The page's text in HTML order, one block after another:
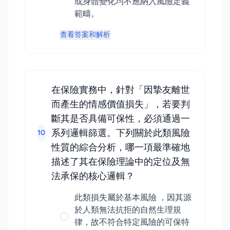
範疇。
查看答案和解析
10
在保險實務中，針對「因摯友離世
而產生的情感價值損失」，若要判
斷其是否具備可保性，必須通過一
系列邏輯篩選。下列關於此類風險
性質的綜合分析，哪一項最準確地
描述了其在保險理論中的定位及無
法承保的核心邏輯？
此類損失屬於基本風險 ，因其源
於人類無法抗拒的自然生理規
律，故不符合特定風險的可保特